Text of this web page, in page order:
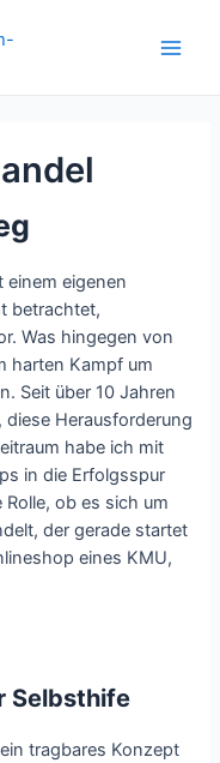
einem eigenen
betrachtet,
Was hingegen von
harten Kampf um
Seit über 10 Jahren
Herausforderung
habe ich mit
in die Erfolgsspur
ob es sich um
der gerade startet
eines KMU,
Selbsthife
tragbares Konzept